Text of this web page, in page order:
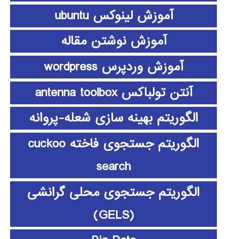
آموزش لینوکس ubuntu
آموزش نوشتن مقاله
آموزش وردپرس wordpress
آنتن تولباکس antenna toolbox
الگوریتم بهینه سازی شعله-پروانه
الگوریتم جستجوی فاخته cuckoo
search
الگوریتم جستجوی محلی گرانشی
(GELS)